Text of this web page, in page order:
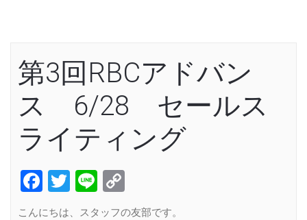
第3回RBCアドバン
ス 6/28 セールス
ライティング
Facebook
Twitter
Line
Link
こんにちは、スタッフの友部です。